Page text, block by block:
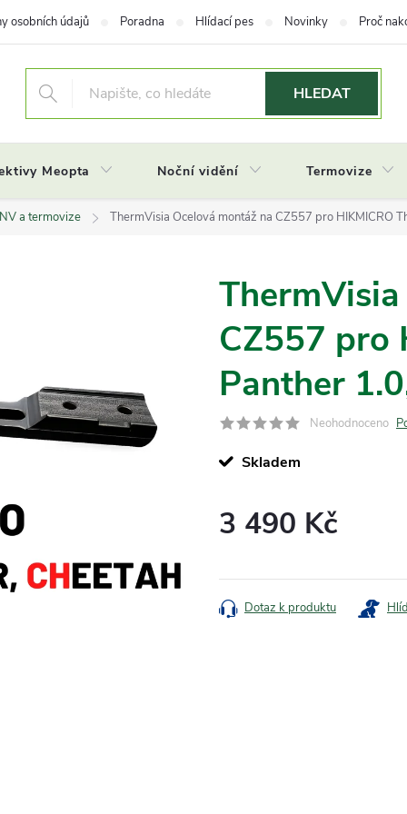
osobních údajů Poradna Hlídací pes Novinky Proč
HLEDAT
Meopta Noční vidění Termovize
a termovize ThermVisia Ocelová montáž na CZ557 pro HIKMICRO
CZ557 pro
Panther
Neohodnoceno
Skladem
3 490 Kč
Dotaz k produktu